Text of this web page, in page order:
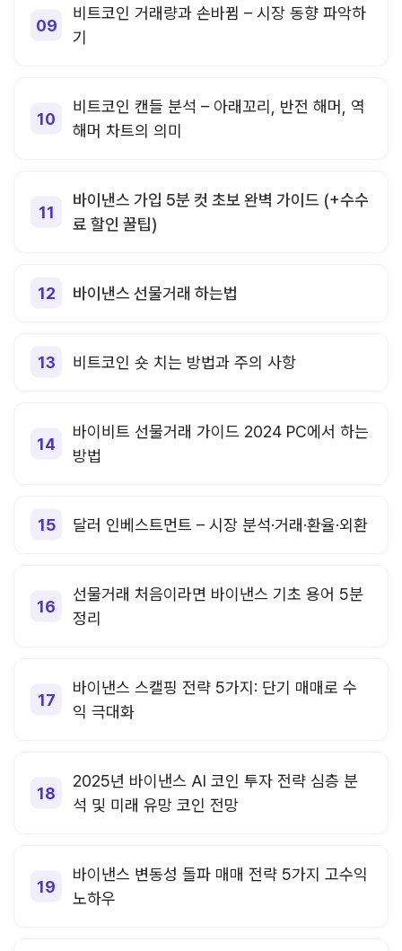
비트코인 거래량과 손바뀜 – 시장 동향 파악하
기
비트코인 캔들 분석 – 아래꼬리, 반전 해머, 역
해머 차트의 의미
바이낸스 가입 5분 컷 초보 완벽 가이드 (+수수
료 할인 꿀팁)
바이낸스 선물거래 하는법
비트코인 숏 치는 방법과 주의 사항
바이비트 선물거래 가이드 2024 PC에서 하는
방법
달러 인베스트먼트 – 시장 분석·거래·환율·외환
선물거래 처음이라면 바이낸스 기초 용어 5분
정리
바이낸스 스캘핑 전략 5가지: 단기 매매로 수
익 극대화
2025년 바이낸스 AI 코인 투자 전략 심층 분
석 및 미래 유망 코인 전망
바이낸스 변동성 돌파 매매 전략 5가지 고수익
노하우